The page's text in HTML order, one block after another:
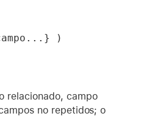
)
relacionado, campo
no repetidos; o